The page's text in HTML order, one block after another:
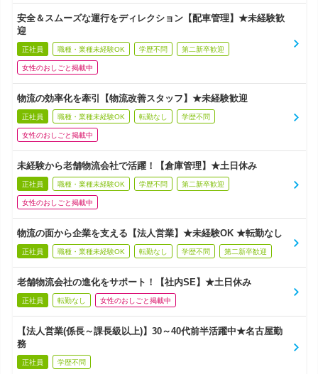
安全＆スムーズな運行をディレクション【配車管理】★未経験歓
迎
正社員 職種・業種未経験OK 学歴不問 第二新卒歓迎
女性のおしごと掲載中
物流の効率化を牽引【物流改善スタッフ】★未経験歓迎
正社員 職種・業種未経験OK 転勤なし 学歴不問
女性のおしごと掲載中
未経験から老舗物流会社で活躍！【倉庫管理】★土日休み
正社員 職種・業種未経験OK 学歴不問 第二新卒歓迎
女性のおしごと掲載中
物流の面から企業を支える【法人営業】★未経験OK ★転勤なし
正社員 職種・業種未経験OK 転勤なし 学歴不問 第二新卒歓迎
老舗物流会社の進化をサポート！【社内SE】★土日休み
正社員 転勤なし 女性のおしごと掲載中
【法人営業(係長～課長級以上)】30～40代前半活躍中★名古屋勤
務
正社員 学歴不問